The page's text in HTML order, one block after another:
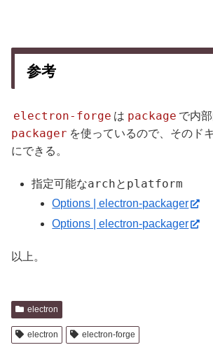
参考
electron-forge は package で内
packager を使っているので、そのド
にできる。
指定可能なarchと platform
Options | electron-packager
Options | electron-packager
以上。
electron
electron electron-forge